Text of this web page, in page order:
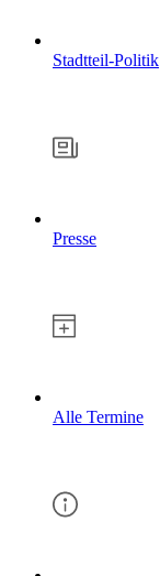
Stadtteil-Politik
Presse
Alle Termine